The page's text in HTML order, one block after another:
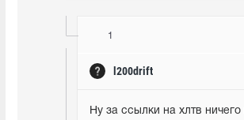
1
l200drift
Ну за ссылки на хлтв